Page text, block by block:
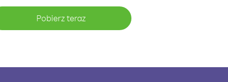
Pobierz teraz